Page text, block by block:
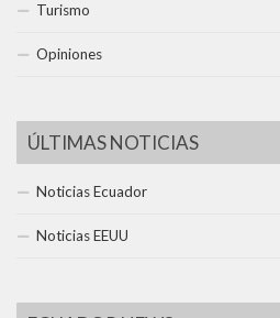
Turismo
Opiniones
ÚLTIMAS NOTICIAS
Noticias Ecuador
Noticias EEUU